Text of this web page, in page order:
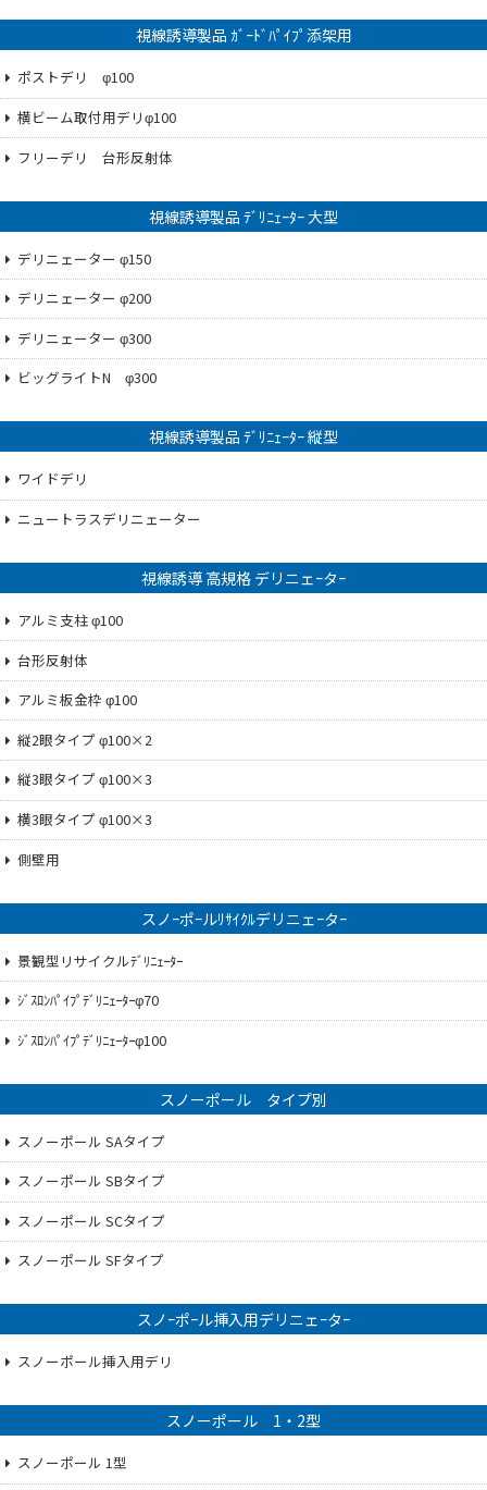
視線誘導製品 ｶﾞｰﾄﾞﾊﾟｲﾌﾟ添架用
ポストデリ φ100
横ビーム取付用デリφ100
フリーデリ 台形反射体
視線誘導製品 ﾃﾞﾘﾆｪｰﾀｰ 大型
デリニェーター φ150
デリニェーター φ200
デリニェーター φ300
ビッグライトN φ300
視線誘導製品 ﾃﾞﾘﾆｪｰﾀｰ 縦型
ワイドデリ
ニュートラスデリニェーター
視線誘導 高規格 デリニェｰタｰ
アルミ支柱 φ100
台形反射体
アルミ板金枠 φ100
縦2眼タイプ φ100×2
縦3眼タイプ φ100×3
横3眼タイプ φ100×3
側壁用
スノｰポｰルﾘｻｲｸﾙデリニェｰタｰ
景観型リサイクルﾃﾞﾘﾆｪｰﾀｰ
ｼﾞｽﾛﾝﾊﾟｲﾌﾟﾃﾞﾘﾆｪｰﾀｰφ70
ｼﾞｽﾛﾝﾊﾟｲﾌﾟﾃﾞﾘﾆｪｰﾀｰφ100
スノーポール タイプ別
スノーポール SAタイプ
スノーポール SBタイプ
スノーポール SCタイプ
スノーポール SFタイプ
スノｰポｰル挿入用デリニェｰタｰ
スノーポール挿入用デリ
スノーポール 1・2型
スノーポール 1型